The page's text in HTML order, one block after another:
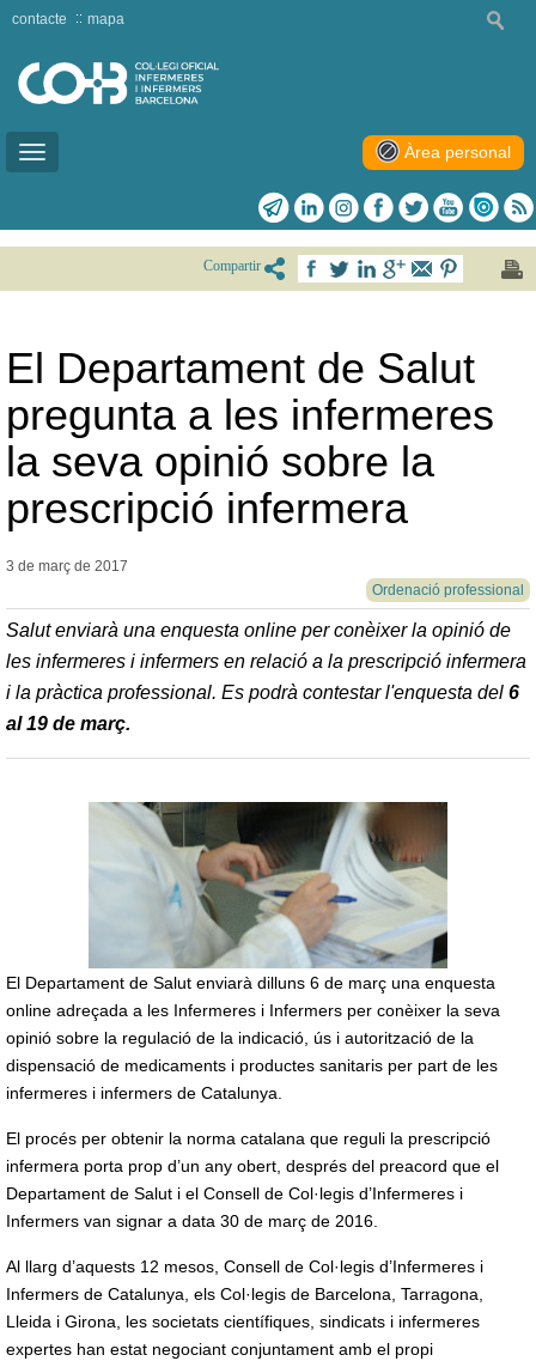
Toggle
contacte mapa
Àrea personal
Compartir
El Departament de Salut
pregunta a les infermeres
la seva opinió sobre la
prescripció infermera
3 de març de 2017
Ordenació professional
Salut enviarà una enquesta online per conèixer la opinió de
les infermeres i infermers en relació a la prescripció infermera
i la pràctica professional. Es podrà contestar l'enquesta del 6
al 19 de març.
El Departament de Salut enviarà dilluns 6 de març una enquesta
online adreçada a les Infermeres i Infermers per conèixer la seva
opinió sobre la regulació de la indicació, ús i autorització de la
dispensació de medicaments i productes sanitaris per part de les
infermeres i infermers de Catalunya.
El procés per obtenir la norma catalana que reguli la prescripció
infermera porta prop d’un any obert, després del preacord que el
Departament de Salut i el Consell de Col·legis d’Infermeres i
Infermers van signar a data 30 de març de 2016.
Al llarg d’aquests 12 mesos, Consell de Col·legis d’Infermeres i
Infermers de Catalunya, els Col·legis de Barcelona, Tarragona,
Lleida i Girona, les societats científiques, sindicats i infermeres
expertes han estat negociant conjuntament amb el propi